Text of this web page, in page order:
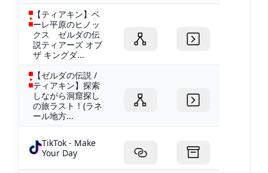
【ティアキン】ベ
ーレ平原のヒノッ
クス ゼルダの伝
説ティアーズ オブ
ザ キングダ...
【ゼルダの伝説 /
ティアキン】探索
しながら洞窟探し
の旅ラスト！(ラネ
ール地方...
TikTok - Make
Your Day